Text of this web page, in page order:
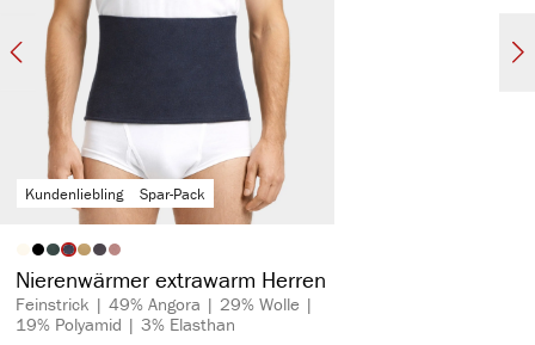
Kundenliebling Spar-Pack
Artikelfarbeauswählen
Nierenwärmer extrawarm Herren
Feinstrick | 49% Angora | 29% Wolle |
19% Polyamid | 3% Elasthan